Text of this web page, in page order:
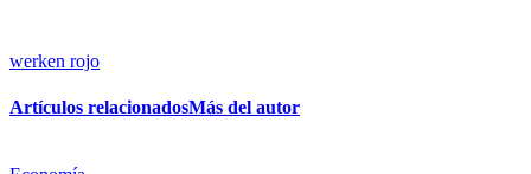
werken rojo
Artículos relacionadosMás del autor